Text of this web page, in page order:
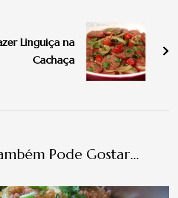
Linguiça na
Cachaça
Pode Gostar...